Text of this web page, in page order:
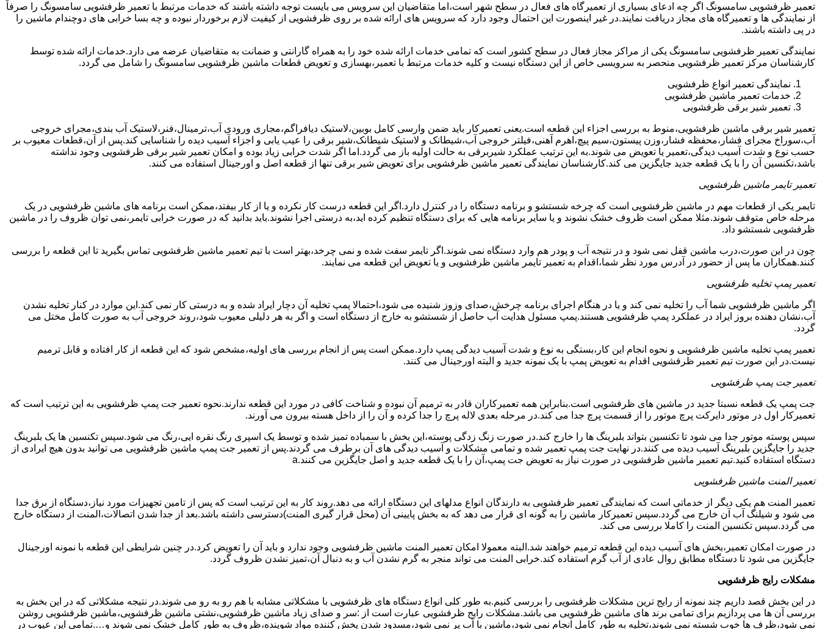
تعمیر ظرفشویی سامسونگ اگر چه ادعای بسیاری از تعمیرگاه های فعال در سطح شهر است،اما متقاضیان این سرویس می بایست توجه داشته باشند که خدمات مرتبط با تعمیر ظرفشویی سامسونگ را صرفاً
از نمایندگی ها و تعمیرگاه های مجاز دریافت نمایند.در غیر اینصورت این احتمال وجود دارد که سرویس های ارائه شده بر روی ظرفشویی از کیفیت لازم برخوردار نبوده و چه بسا خرابی های دوچندام ماشین را
در پی داشته باشند.
نمایندگی تعمیر ظرفشویی سامسونگ یکی از مراکز مجاز فعال در سطح کشور است که تمامی خدمات ارائه شده خود را به همراه گارانتی و ضمانت به متقاضیان عرضه می دارد.خدمات ارائه شده توسط
کارشناسان مرکز تعمیر ظرفشویی منحصر به سرویسی خاص از این دستگاه نیست و کلیه خدمات مرتبط با تعمیر،بهسازی و تعویض قطعات ماشین ظرفشویی سامسونگ را شامل می گردد.
نمایندگی تعمیر انواع ظرفشویی
خدمات تعمیر ماشین ظرفشویی
تعمیر شیر برقی ظرفشویی
تعمیر شیر برقی ماشین ظرفشویی،منوط به بررسی اجزاء این قطعه است.یعنی تعمیرکار باید ضمن وارسی کامل بوبین،لاستیک دیافراگم،مجاری ورودی آب،ترمینال،فنر،لاستیک آب بندی،مجرای خروجی
آب،سوراخ مجرای فشار،محفظه فشار،وزن پیستون،سیم پیچ،اهرم آهنی،فیلتر خروجی آب،شیطانک و لاستیک شیطانک،شیر برقی را عیب یابی و اجزاء آسیب دیده را شناسایی کند.پس از آن،قطعات معیوب بر
حسب نوع و شدت آسیب دیدگی،تعمیر یا تعویض می شوند.به این ترتیب عملکرد شیربرقی به حالت اولیه باز می گردد.اما اگر شدت خرابی زیاد بوده و امکان تعمیر شیر برقی ظرفشویی وجود نداشته
باشد،تکنسین آن را با یک قطعه جدید جایگزین می کند.کارشناسان نمایندگی تعمیر ماشین ظرفشویی برای تعویض شیر برقی تنها از قطعه اصل و اورجینال استفاده می کنند.
تعمیر تایمر ماشین ظرفشویی
تایمر یکی از قطعات مهم در ماشین ظرفشویی است که چرخه شستشو و برنامه دستگاه را در کنترل دارد.اگر این قطعه درست کار نکرده و یا از کار بیفتد،ممکن است برنامه های ماشین ظرفشویی در یک
مرحله خاص متوقف شوند.مثلا ممکن است ظروف خشک نشوند و یا سایر برنامه هایی که برای دستگاه تنظیم کرده اید،به درستی اجرا نشوند.باید بدانید که در صورت خرابی تایمر،نمی توان ظروف را در ماشین
ظرفشویی شستشو داد.
چون در این صورت،درب ماشین قفل نمی شود و در نتیجه آب و پودر هم وارد دستگاه نمی شوند.اگر تایمر سفت شده و نمی چرخد،بهتر است با تیم تعمیر ماشین ظرفشویی تماس بگیرید تا این قطعه را بررسی
کنند.همکاران ما پس از حضور در آدرس مورد نظر شما،اقدام به تعمیر تایمر ماشین ظرفشویی و یا تعویض این قطعه می نمایند.
تعمیر پمپ تخلیه ظرفشویی
اگر ماشین ظرفشویی شما آب را تخلیه نمی کند و یا در هنگام اجرای برنامه چرخش،صدای وزوز شنیده می شود،احتمالا پمپ تخلیه آن دچار ایراد شده و به درستی کار نمی کند.این موارد در کنار تخلیه نشدن
آب،نشان دهنده بروز ایراد در عملکرد پمپ ظرفشویی هستند.پمپ مسئول هدایت آب حاصل از شستشو به خارج از دستگاه است و اگر به هر دلیلی معیوب شود،روند خروجی آب به صورت کامل مختل می
گردد.
تعمیر پمپ تخلیه ماشین ظرفشویی و نحوه انجام این کار،بستگی به نوع و شدت آسیب دیدگی پمپ دارد.ممکن است پس از انجام بررسی های اولیه،مشخص شود که این قطعه از کار افتاده و قابل ترمیم
نیست.در این صورت تیم تعمیر ظرفشویی اقدام به تعویض پمپ با یک نمونه جدید و البته اورجینال می کنند.
تعمیر جت پمپ ظرفشویی
جت پمپ یک قطعه نسبتا جدید در ماشین های ظرفشویی است.بنابراین همه تعمیرکاران قادر به ترمیم آن نبوده و شناخت کافی در مورد این قطعه ندارند.نحوه تعمیر جت پمپ ظرفشویی به این ترتیب است که
تعمیرکار اول در موتور دایرکت پرچ موتور را از قسمت پرچ جدا می کند.در مرحله بعدی لاله پرچ را جدا کرده و آن را از داخل هسته بیرون می آورند.
سپس پوسته موتور جدا می شود تا تکنسین بتواند بلبرینگ ها را خارج کند.در صورت زنگ زدگی پوسته،این بخش با سمباده تمیز شده و توسط یک اسپری رنگ نقره ایی،رنگ می شود.سپس تکنسین ها یک بلبرینگ
جدید را جایگزین بلبرینگ آسیب دیده می کنند.در نهایت جت پمپ تعمیر شده و تمامی مشکلات و آسیب دیدگی های آن برطرف می گردند.پس از تعمیر جت پمپ ماشین ظرفشویی می توانید بدون هیچ ایرادی از
دستگاه استفاده کنید.تیم تعمیر ماشین ظرفشویی در صورت نیاز به تعویض جت پمپ،آن را با یک قطعه جدید و اصل جایگزین می کنند.a
تعمیر المنت ماشین ظرفشویی
تعمیر المنت هم یکی دیگر از خدماتی است که نمایندگی تعمیر ظرفشویی به دارندگان انواع مدلهای این دستگاه ارائه می دهد.روند کار به این ترتیب است که پس از تامین تجهیزات مورد نیاز،دستگاه از برق جدا
می شود و شیلنگ آب آن خارج می گردد.سپس تعمیرکار ماشین را به گونه ای قرار می دهد که به بخش پایینی آن (محل قرار گیری المنت)دسترسی داشته باشد.بعد از جدا شدن اتصالات،المنت از دستگاه خارج
می گردد.سپس تکنسین المنت را کاملا بررسی می کند.
در صورت امکان تعمیر،بخش های آسیب دیده این قطعه ترمیم خواهند شد.البته معمولا امکان تعمیر المنت ماشین ظرفشویی وجود ندارد و باید آن را تعویض کرد.در چنین شرایطی این قطعه با نمونه اورجینال
جایگزین می شود تا دستگاه مطابق روال عادی از آب گرم استفاده کند.خرابی المنت می تواند منجر به گرم نشدن آب و به دنبال آن،تمیز نشدن ظروف گردد.
مشکلات رایج ظرفشویی
در این بخش قصد داریم چند نمونه از رایج ترین مشکلات ظرفشویی را بررسی کنیم.به طور کلی انواع دستگاه های ظرفشویی با مشکلاتی مشابه با هم رو به رو می شوند.در نتیجه مشکلاتی که در این بخش به
بررسی آن ها می پردازیم برای تمامی برند های ماشین ظرفشویی می باشد.مشکلات رایج ظرفشویی عبارت است از :سر و صدای زیاد ماشین ظرفشویی،نشتی ماشین ظرفشویی،ماشین ظرفشویی روشن
نمی شود،ظرف ها خوب شسته نمی شوند،تخلیه به طور کامل انجام نمی شود،ماشین با آب پر نمی شود،مسدود شدن پخش کننده مواد شوینده،ظروف به طور کامل خشک نمی شوند و….تمامی این عیوب در